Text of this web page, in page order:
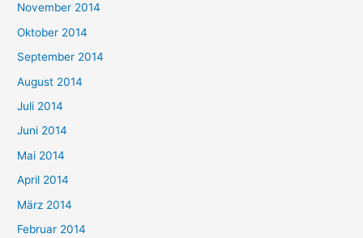
November 2014
Oktober 2014
September 2014
August 2014
Juli 2014
Juni 2014
Mai 2014
April 2014
März 2014
Februar 2014